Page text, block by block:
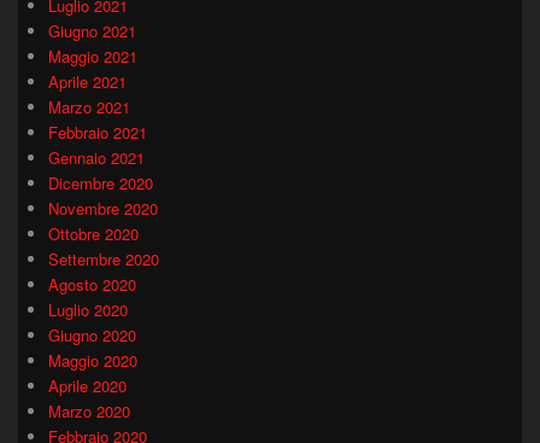
Luglio 2021
Giugno 2021
Maggio 2021
Aprile 2021
Marzo 2021
Febbraio 2021
Gennaio 2021
Dicembre 2020
Novembre 2020
Ottobre 2020
Settembre 2020
Agosto 2020
Luglio 2020
Giugno 2020
Maggio 2020
Aprile 2020
Marzo 2020
Febbraio 2020